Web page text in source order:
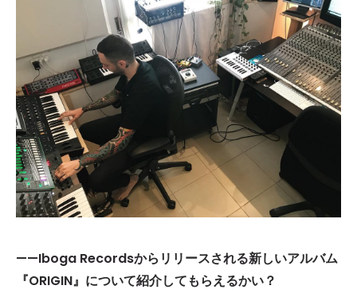
——Iboga Recordsからリリースされる新しいアルバム
『ORIGIN』について紹介してもらえるかい？